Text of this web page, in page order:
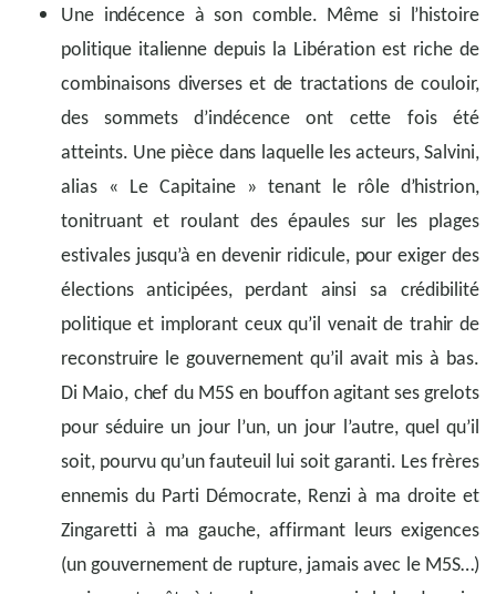
Une indécence à son comble. Même si l’histoire
politique italienne depuis la Libération est riche de
combinaisons diverses et de tractations de couloir,
des sommets d’indécence ont cette fois été
atteints. Une pièce dans laquelle les acteurs, Salvini,
alias « Le Capitaine » tenant le rôle d’histrion,
tonitruant et roulant des épaules sur les plages
estivales jusqu’à en devenir ridicule, pour exiger des
élections anticipées, perdant ainsi sa crédibilité
politique et implorant ceux qu’il venait de trahir de
reconstruire le gouvernement qu’il avait mis à bas.
Di Maio, chef du M5S en bouffon agitant ses grelots
pour séduire un jour l’un, un jour l’autre, quel qu’il
soit, pourvu qu’un fauteuil lui soit garanti. Les frères
ennemis du Parti Démocrate, Renzi à ma droite et
Zingaretti à ma gauche, affirmant leurs exigences
(un gouvernement de rupture, jamais avec le M5S…)